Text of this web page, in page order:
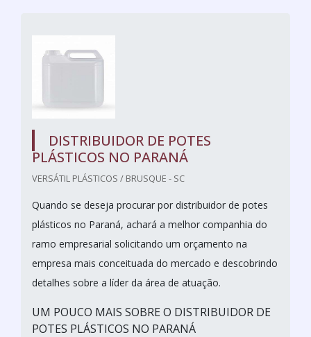
DISTRIBUIDOR DE POTES
PLÁSTICOS NO PARANÁ
VERSÁTIL PLÁSTICOS / BRUSQUE - SC
Quando se deseja procurar por distribuidor de potes
plásticos no Paraná, achará a melhor companhia do
ramo empresarial solicitando um orçamento na
empresa mais conceituada do mercado e descobrindo
detalhes sobre a líder da área de atuação.
UM POUCO MAIS SOBRE O DISTRIBUIDOR DE
POTES PLÁSTICOS NO PARANÁ